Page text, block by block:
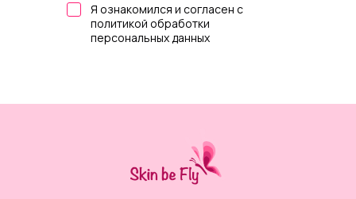
Я ознакомился и согласен с
политикой обработки
персональных данных